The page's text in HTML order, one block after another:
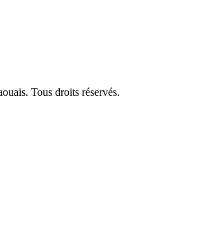
Tous droits réservés.